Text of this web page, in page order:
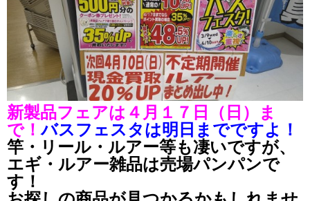
新製品フェアは４月１７日（日）ま
で！バスフェスタは明日までですよ！
竿・リール・ルアー等も凄いですが、
エギ・ルアー雑品は売場パンパンで
す！